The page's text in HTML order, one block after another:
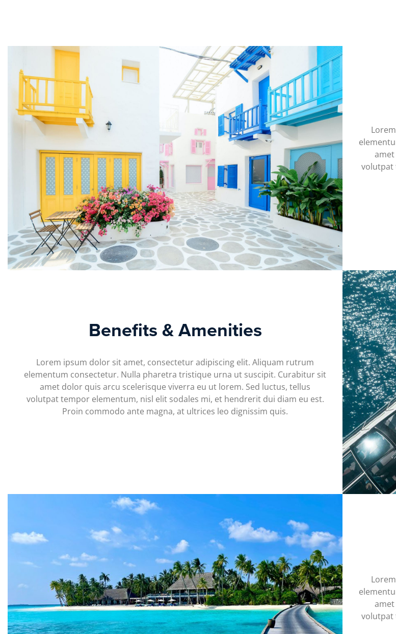
volutpat
Benefits & Amenities
Lorem ipsum dolor sit amet, consectetur adipiscing elit. Aliquam rutrum
elementum consectetur. Nulla pharetra tristique urna ut suscipit. Curabitur sit
amet dolor quis arcu scelerisque viverra eu ut lorem. Sed luctus, tellus
volutpat tempor elementum, nisl elit sodales mi, et hendrerit dui diam eu est.
Proin commodo ante magna, at ultrices leo dignissim quis.
volutpat